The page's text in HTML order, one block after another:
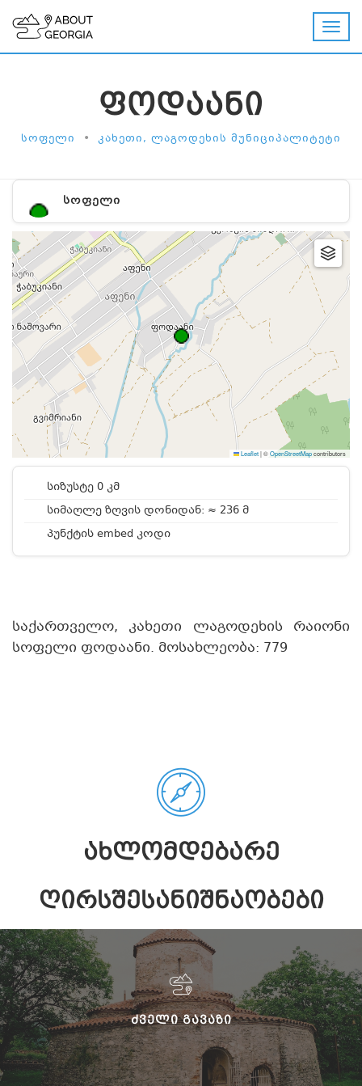
ᲤᲝᲓᲐᲐᲜᲘ
ᲡᲝᲤᲔᲚᲘ • ᲙᲐᲮᲔᲗᲘ, ᲚᲐᲒᲝᲓᲔᲮᲘᲡ ᲛᲣᲜᲘᲪᲘᲞᲐᲚᲘᲢᲔᲢᲘ
ᲡᲝᲤᲔᲚᲘ
Leaflet|©OpenStreetMapcontributors
სიზუსტე 0 კმ
სიმაღლე ზღვის დონიდან: ≈ 236 მ
პუნქტის embed კოდი
საქართველო, კახეთი ლაგოდეხის რაიონი
სოფელი ფოდაანი. მოსახლეობა: 779
ᲐᲮᲚᲝᲛᲓᲔᲑᲐᲠᲔ
ᲦᲘᲠᲡᲨᲔᲡᲐᲜᲘᲨᲜᲐᲝᲑᲔᲑᲘ
ᲫᲕᲔᲚᲘ ᲒᲐᲕᲐᲖᲘ